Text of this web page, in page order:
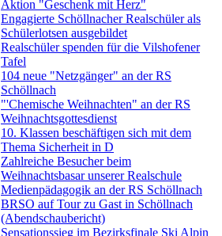
Aktion "Geschenk mit Herz"
Engagierte Schöllnacher Realschüler als
Schülerlotsen ausgebildet
Realschüler spenden für die Vilshofener
Tafel
104 neue "Netzgänger" an der RS
Schöllnach
"'Chemische Weihnachten" an der RS
Weihnachtsgottesdienst
10. Klassen beschäftigen sich mit dem
Thema Sicherheit in D
Zahlreiche Besucher beim
Weihnachtsbasar unserer Realschule
Medienpädagogik an der RS Schöllnach
BRSO auf Tour zu Gast in Schöllnach
(Abendschaubericht)
Sensationssieg im Bezirksfinale Ski Alpin